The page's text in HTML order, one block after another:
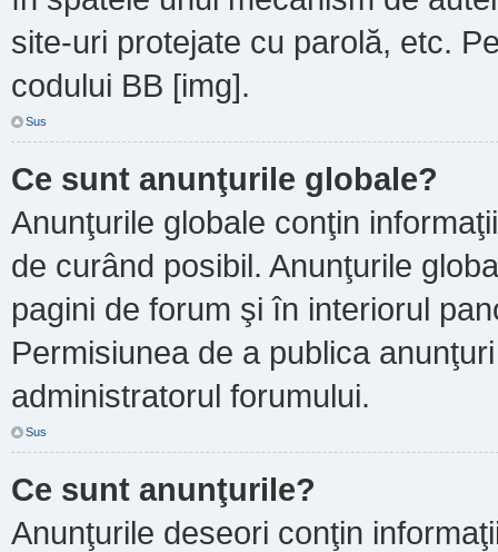
site-uri protejate cu parolă, etc.
codului BB [img].
Sus
Ce sunt anunţurile globale?
Anunţurile globale conţin
de curând posibil. Anunţurile
pagini de forum şi în interiorul
Permisiunea de a publica
administratorul forumului.
Sus
Ce sunt anunţurile?
Anunţurile deseori conţin